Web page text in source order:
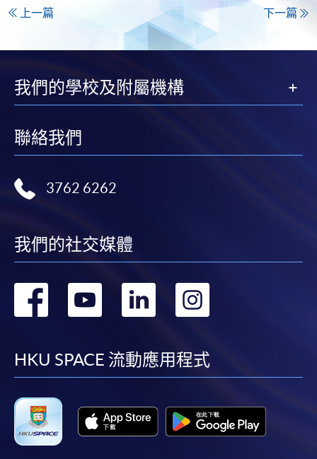
上一篇 下一篇
我們的學校及附屬機構
聯絡我們
3762 6262
我們的社交媒體
轉
facebook
轉
youtube
轉
linkedin
轉
HKU SPACE 流動應用程式